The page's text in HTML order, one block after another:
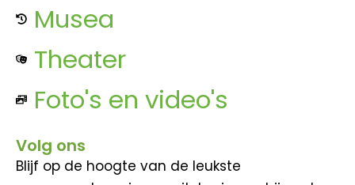
Musea
Theater
Foto's en video's
Volg ons
Blijf op de hoogte van de leukste